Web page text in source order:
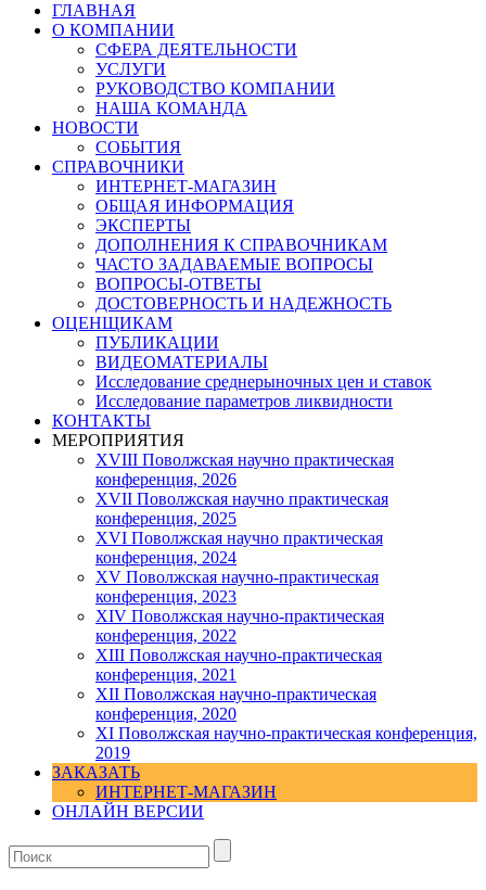
ГЛАВНАЯ
О КОМПАНИИ
СФЕРА ДЕЯТЕЛЬНОСТИ
УСЛУГИ
РУКОВОДСТВО КОМПАНИИ
НАША КОМАНДА
НОВОСТИ
СОБЫТИЯ
СПРАВОЧНИКИ
ИНТЕРНЕТ-МАГАЗИН
ОБЩАЯ ИНФОРМАЦИЯ
ЭКСПЕРТЫ
ДОПОЛНЕНИЯ К СПРАВОЧНИКАМ
ЧАСТО ЗАДАВАЕМЫЕ ВОПРОСЫ
ВОПРОСЫ-ОТВЕТЫ
ДОСТОВЕРНОСТЬ И НАДЕЖНОСТЬ
ОЦЕНЩИКАМ
ПУБЛИКАЦИИ
ВИДЕОМАТЕРИАЛЫ
Исследование среднерыночных цен и ставок
Исследование параметров ликвидности
КОНТАКТЫ
МЕРОПРИЯТИЯ
XVIII Поволжская научно практическая
конференция, 2026
XVII Поволжская научно практическая
конференция, 2025
XVI Поволжская научно практическая
конференция, 2024
ХV Поволжская научно-практическая
конференция, 2023
ХIV Поволжская научно-практическая
конференция, 2022
ХIII Поволжская научно-практическая
конференция, 2021
ХII Поволжская научно-практическая
конференция, 2020
XI Поволжская научно-практическая конференция,
2019
ЗАКАЗАТЬ
ИНТЕРНЕТ-МАГАЗИН
ОНЛАЙН ВЕРСИИ